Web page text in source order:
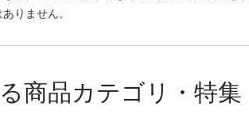
りません。
商品カテゴリ・特集